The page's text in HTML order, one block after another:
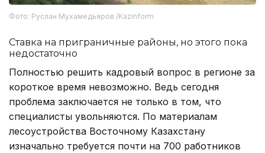
Фото: Руслан Мухамедьяров /Kazinform
Ставка на приграничные районы, но этого пока
недостаточно
Полностью решить кадровый вопрос в регионе за
короткое время невозможно. Ведь сегодня
проблема заключается не только в том, что
специалисты увольняются. По материалам
лесоустройства Восточному Казахстану
изначально требуется почти на 700 работников